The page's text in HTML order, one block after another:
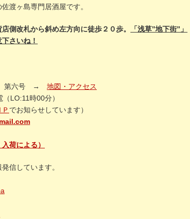
渡ヶ島専門居酒屋です。
側改札から斜め左方向に徒歩２０歩。
「浅草”地下街”」
さいね！
第六号 → 地図・アクセス
LO:11時00分）
でお知らせしています）
荷による）
信しています。